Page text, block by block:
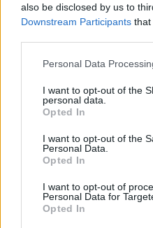
also be disclosed by us to
Downstream Participants that
Personal Data
I want to opt-out of the
personal data.
Opted In
I want to opt-out of the
Personal Data.
Opted In
I want to opt-out of
Personal Data for
Opted In
E-izdevumu arhīvs